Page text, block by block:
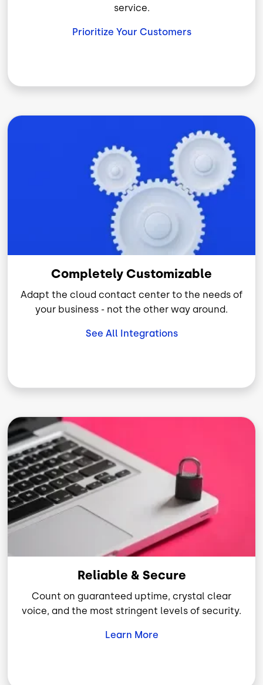
service.
Prioritize Your Customers
Imagen
Completely Customizable
Adapt the cloud contact center to the needs of
your business - not the other way around.
See All Integrations
Imagen
Reliable & Secure
Count on guaranteed uptime, crystal clear
voice, and the most stringent levels of security.
Learn More